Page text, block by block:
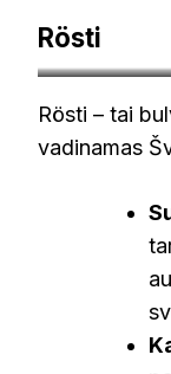
Rösti
Rösti – tai
vadinamas